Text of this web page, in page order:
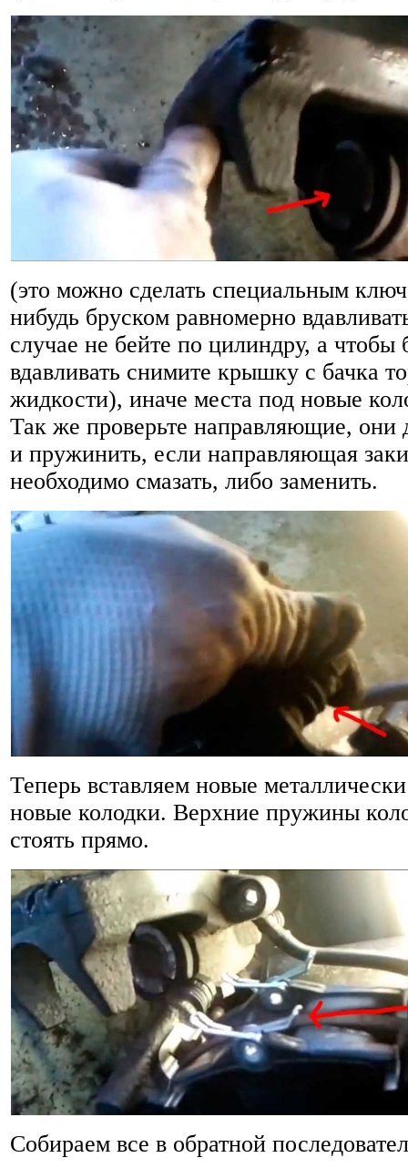
(это можно сделать специальным
нибудь бруском равномерно
случае не бейте по цилиндру, а чтобы
вдавливать снимите крышку с бачка
жидкости), иначе места под новые
Так же проверьте направляющие, они
и пружинить, если направляющая
необходимо смазать, либо заменить.
Теперь вставляем новые
новые колодки. Верхние пружины
стоять прямо.
Собираем все в обратной